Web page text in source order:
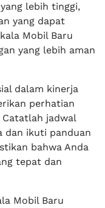
lebih tinggi,
yang dapat
Mobil Baru
yang lebih aman
dalam kinerja
perhatian
jadwal
dan ikuti panduan
bahwa Anda
tepat dan
Mobil Baru